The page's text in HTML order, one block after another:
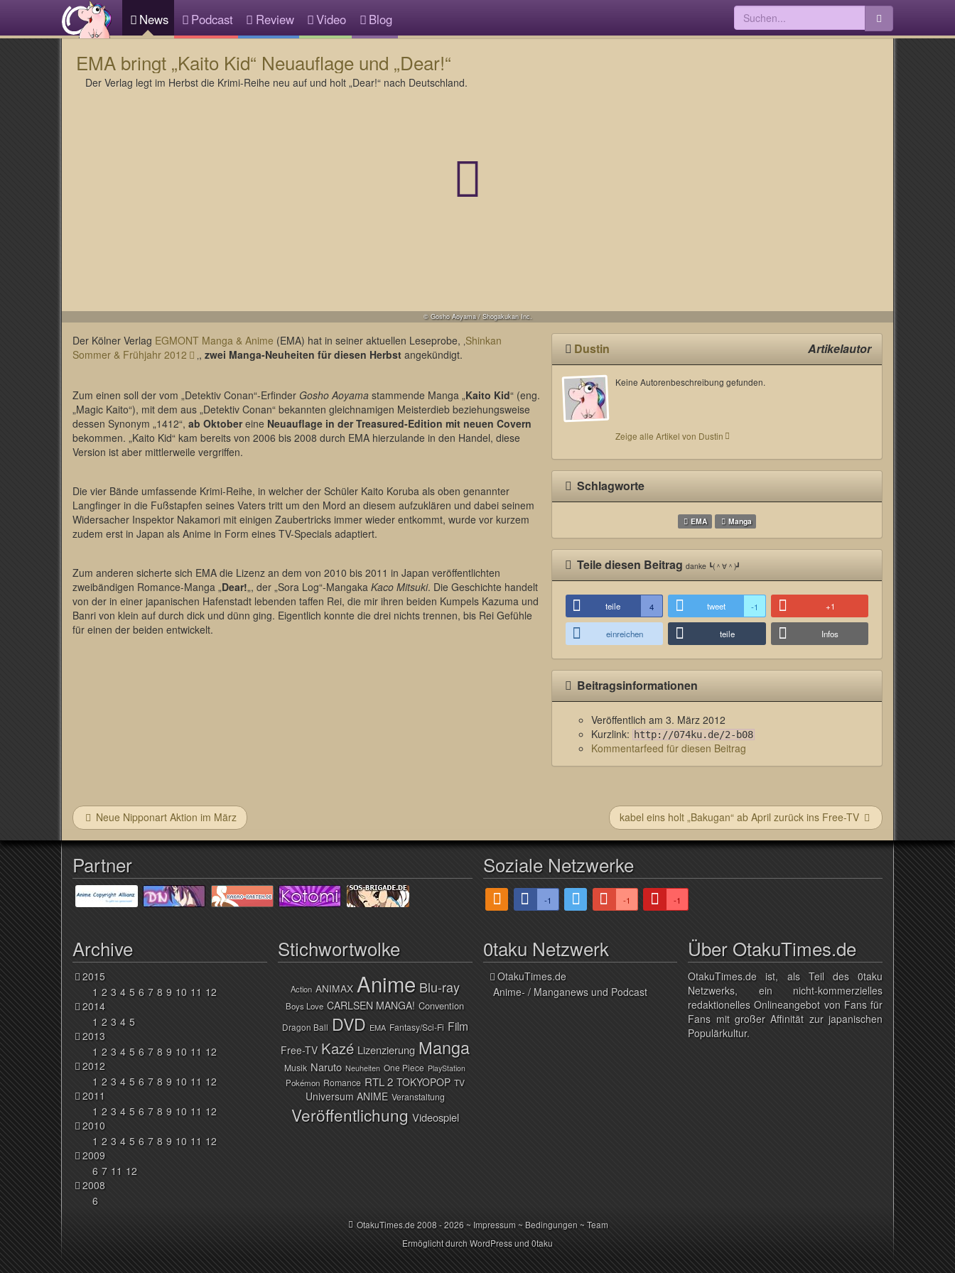
News Podcast Review Video Blog
EMA bringt „Kaito Kid“ Neuauflage und „Dear!“
Der Verlag legt im Herbst die Krimi-Reihe neu auf und holt „Dear!“ nach Deutschland.
© Gosho Aoyama / Shogakukan Inc.
Der Kölner Verlag EGMONT Manga & Anime (EMA) hat in seiner aktuellen Leseprobe, ‚Shinkan
Sommer & Frühjahr 2012
‚, zwei Manga-Neuheiten für diesen Herbst angekündigt.
Zum einen soll der vom „Detektiv Conan“-Erfinder Gosho Aoyama stammende Manga „Kaito Kid“ (eng.
„Magic Kaito“), mit dem aus „Detektiv Conan“ bekannten gleichnamigen Meisterdieb beziehungsweise
dessen Synonym „1412“, ab Oktobereine Neuauflage in der Treasured-Edition mit neuen Covern
bekommen. „Kaito Kid“ kam bereits von 2006 bis 2008 durch EMA hierzulande in den Handel, diese
Version ist aber mittlerweile vergriffen.
Die vier Bände umfassende Krimi-Reihe, in welcher der Schüler Kaito Koruba als oben genannter
Langfinger in die Fußstapfen seines Vaters tritt um den Mord an diesem aufzuklären und dabei seinem
Widersacher Inspektor Nakamori mit einigen Zaubertricks immer wieder entkommt, wurde vor kurzem
zudem erst in Japan als Anime in Form eines TV-Specials adaptiert.
Zum anderen sicherte sich EMA die Lizenz an dem von 2010 bis 2011 in Japan veröffentlichten
zweibändigen Romance-Manga „Dear!„, der „Sora Log“-Mangaka Kaco Mitsuki. Die Geschichte handelt
von der in einer japanischen Hafenstadt lebenden taffen Rei, die mir ihren beiden Kumpels Kazuma und
Banri von klein auf durch dick und dünn ging. Eigentlich konnte die drei nichts trennen, bis Rei Gefühle
für einen der beiden entwickelt.
Dustin Artikelautor
Keine Autorenbeschreibung gefunden.
Zeige alle Artikel von Dustin
Schlagworte
EMA Manga
Teile diesen Beitragdanke ┗(＾∀＾)┛
teile 4 tweet -1 +1
einreichen teile Infos
Beitragsinformationen
Veröffentlich am 3. März 2012
Kurzlink: http://074ku.de/2-b08
Kommentarfeed für diesen Beitrag
Neue Nipponart Aktion im März kabel eins holt „Bakugan“ ab April zurück ins Free-TV
Partner Soziale Netzwerke
-1 -1 -1
Archive
2015
1 2 3 4 5 6 7 8 9 10 11 12
2014
1 2 3 4 5
2013
1 2 3 4 5 6 7 8 9 10 11 12
2012
1 2 3 4 5 6 7 8 9 10 11 12
2011
1 2 3 4 5 6 7 8 9 10 11 12
2010
1 2 3 4 5 6 7 8 9 10 11 12
2009
6 7 11 12
2008
6
Stichwortwolke
Action ANIMAX Anime Blu-ray
Boys Love CARLSEN MANGA! Convention
Dragon Ball DVD EMA Fantasy/Sci-Fi Film
Free-TV Kazé Lizenzierung Manga
Musik Naruto Neuheiten One Piece PlayStation
Pokémon Romance RTL 2 TOKYOPOP TV
Universum ANIME Veranstaltung
Veröffentlichung Videospiel
0taku Netzwerk
OtakuTimes.de
Anime- / Manganews und Podcast
Über OtakuTimes.de
OtakuTimes.de ist, als Teil des 0taku
Netzwerks, ein nicht-kommerzielles
redaktionelles Onlineangebot von Fans für
Fans mit großer Affinität zur japanischen
Populärkultur.
OtakuTimes.de2008 - 2026 ~ Impressum ~ Bedingungen ~Team
Ermöglicht durchWordPressund 0taku